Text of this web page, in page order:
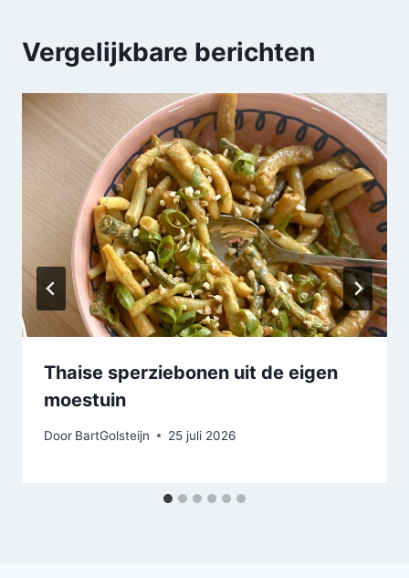
Vergelijkbare berichten
Thaise sperziebonen uit de eigen
moestuin
Door BartGolsteijn 25 juli 2026